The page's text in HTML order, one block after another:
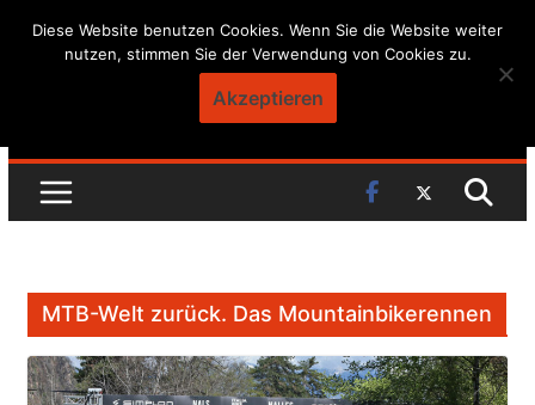
Skip
MTB-Welt zurück. Das Mountainbikerennen
Diese Website benutzen Cookies. Wenn Sie die Website weiter
nutzen, stimmen Sie der Verwendung von Cookies zu.
Akzeptieren